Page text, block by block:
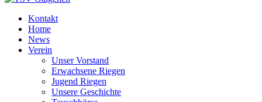
Kontakt
Home
News
Verein
Unser Vorstand
Erwachsene Riegen
Jugend Riegen
Unsere Geschichte